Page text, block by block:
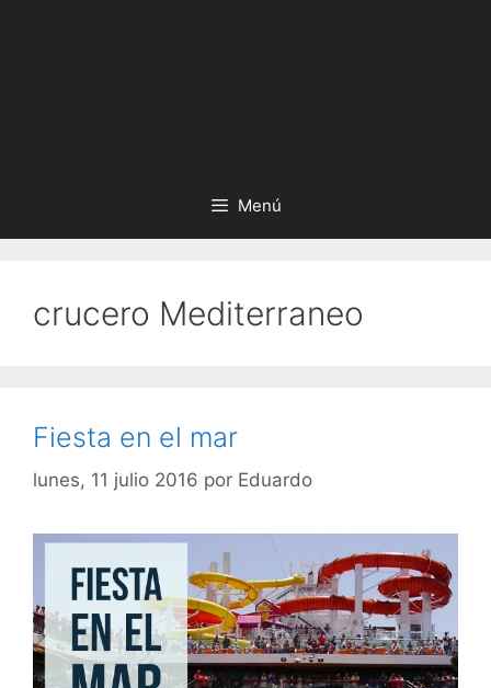
Menú
crucero Mediterraneo
Fiesta en el mar
lunes, 11 julio 2016 por Eduardo